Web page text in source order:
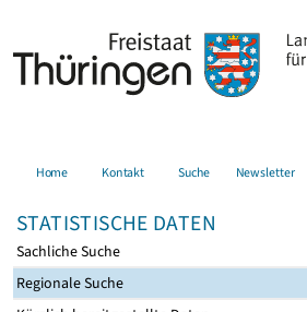
Home Kontakt Suche Newsletter
STATISTISCHE DATEN
Sachliche Suche
Regionale Suche